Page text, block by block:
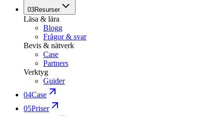
03Resurser
Läsa & lära
Blogg
Frågor & svar
Bevis & nätverk
Case
Partners
Verktyg
Guider
04Case
05Priser